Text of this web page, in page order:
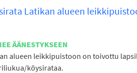
Latikan alueen
ÄÄNESTYKSEEN
alueen leikkipuistoon on toivottu
köysirataa.